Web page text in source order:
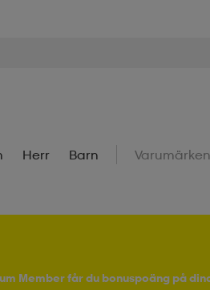
Herr Barn Varumärken
Member får du bonuspoäng på